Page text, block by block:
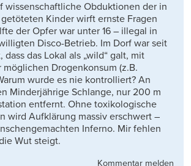
wissenschaftliche Obduktionen der in
Kinder wirft ernste Fragen
der Opfer war unter 16 – illegal in
Disco-Betrieb. Im Dorf war seit
das Lokal als „wild“ galt, mit
Drogenkonsum (z.B.
wurde es nie kontrolliert? An
Minderjährige Schlange, nur 200 m
entfernt. Ohne toxikologische
wird Aufklärung massiv erschwert –
Inferno. Mir fehlen
Wut steigt.
Kommentar melden